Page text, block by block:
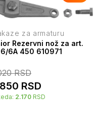
za armaturu
Rezervni nož za art.
6A 450 610971
RSD
RSD
2.170 RSD